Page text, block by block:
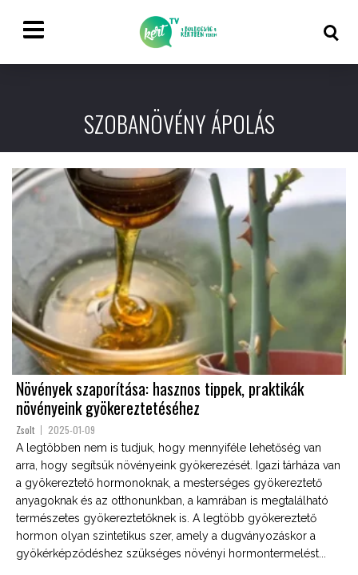
SZOBANÖVÉNY ÁPOLÁS
Növények szaporítása: hasznos tippek, praktikák
növényeink gyökereztetéséhez
Zsolt 2025-01-09
A legtöbben nem is tudjuk, hogy mennyiféle lehetőség van
arra, hogy segítsük növényeink gyökerezését. Igazi tárháza van
a gyökereztető hormonoknak, a mesterséges gyökereztető
anyagoknak és az otthonunkban, a kamrában is megtalálható
természetes gyökereztetőknek is. A legtöbb gyökereztető
hormon olyan szintetikus szer, amely a dugványozáskor a
gyökérképződéshez szükséges növényi hormontermelést...